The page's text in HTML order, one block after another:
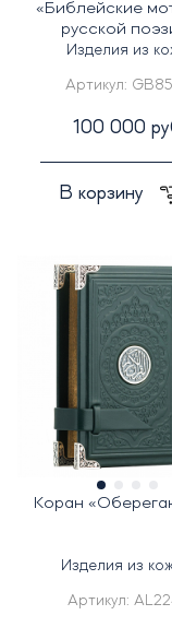
«Библейские
русской
Изделия из
Артикул:
100 000
В корзину
Коран
Изделия из
Артикул: